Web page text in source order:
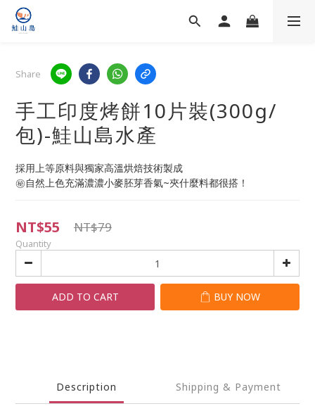
Share
手工印度烤餅10片裝(300g/
包)-鮭山島水產
採用上等原料與獨家高溫烘焙技術製成
㊙️自然上色充滿濃濃小麥胚芽香氣~夾什麼料都很搭！
NT$55 NT$79
Quantity
ADD TO CART BUY NOW
Description Shipping & Payment